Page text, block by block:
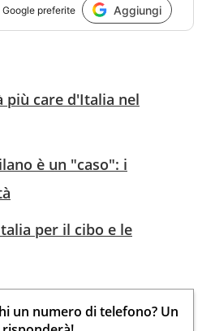
preferite Aggiungi
più care d'Italia nel
è un "caso": i
per il cibo e le
un numero di telefono? Un